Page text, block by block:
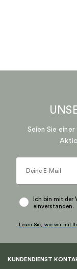
Seien Sie
Ich bin mit der
einverstanden.
Lesen Sie, wie wir mit
KUNDENDIENST